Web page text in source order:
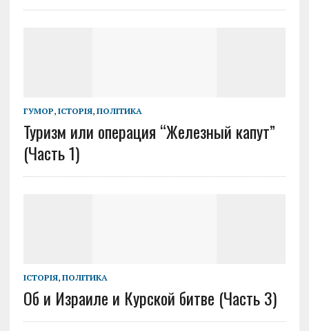
ГУМОР, ІСТОРІЯ, ПОЛІТИКА
Туризм или операция “Железный капут”
(Часть 1)
ІСТОРІЯ, ПОЛІТИКА
Об и Израиле и Курской битве (Часть 3)